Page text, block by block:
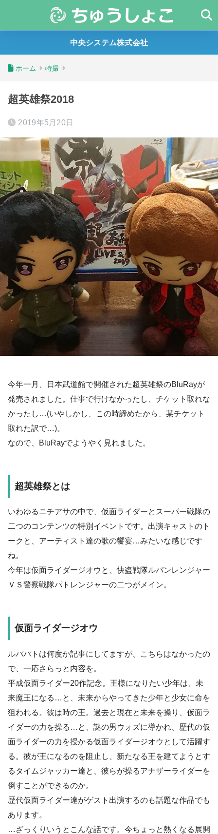
中央システム株式会社
ホーム 特撮
超英雄祭2018
2019年5月20日
今年一月、日本武道館で開催された超英雄祭のBluRayが
発売されました。仕事で行けなかったし、チケット取れな
かったし…(いやしかし、この時諦めたから、某チケット
取れた訳で…)。
なので、BluRayでようやく見れました。
超英雄祭とは
いわゆるニチアサの中で、仮面ライダーとスーパー戦隊の
二つのコンテンツの特別イベントです。出演キャストのト
ークと、アーティスト達の歌の饗宴…みたいな感じです
ね。
今年は仮面ライダージオウと、快盗戦隊ルパンレンジャー
ＶＳ警察戦隊パトレンジャーの二つがメイン。
仮面ライダージオウ
ルパパトは何度か記事にしてますが、こちらはなかったの
で、一応さらっと内容を。
平成仮面ライダー20作記念。王様になりたい少年は、未
来魔王になる…と、未来からやってきた少年と少女に命を
狙われる。彼は時の王。過去と現在と未来を操り、仮面ラ
イダーの力を操る…と、謎の男ウォズに導かれ、歴代の仮
面ライダーの力を授かる仮面ライダージオウとして活躍す
る。彼が王になるのを阻止し、新たなる王を建てようとす
るタイムジャッカー達と、彼らが操るアナザーライダーを
倒すことができるのか。
歴代仮面ライダー達がゲスト出演するのも話題な作品でも
あります。
…ざっくりいうとこんな話です。今ちょっと熱くなる展開